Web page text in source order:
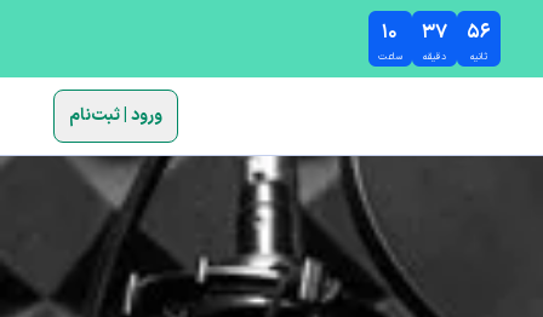
۱۰
ساعت
۳۷
دقیقه
۵۵
ثانیه
ورود | ثبت‌نام